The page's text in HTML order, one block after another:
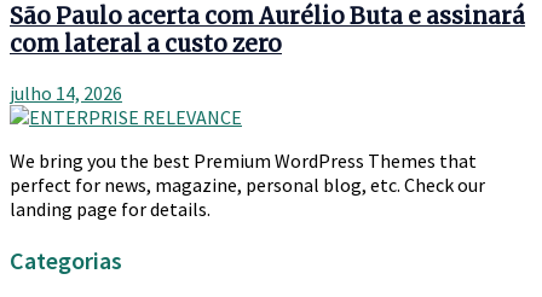
São Paulo acerta com Aurélio Buta e assinará
com lateral a custo zero
julho 14, 2026
We bring you the best Premium WordPress Themes that
perfect for news, magazine, personal blog, etc. Check our
landing page for details.
Categorias